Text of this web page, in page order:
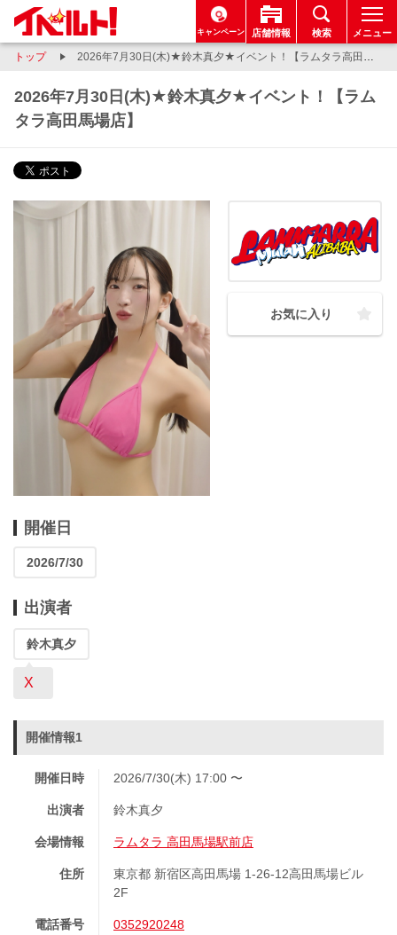
キャンペーン 店舗情報 検索 メニュー
トップ 2026年7月30日(木)★鈴木真夕★イベント！【ラムタラ高田馬場店】
2026年7月30日(木)★鈴木真夕★イベント！【ラム
タラ高田馬場店】
お気に入り
開催日
2026/7/30
出演者
鈴木真夕
X
開催情報1
開催日時 2026/7/30(木) 17:00 〜
出演者 鈴木真夕
会場情報 ラムタラ 高田馬場駅前店
住所
東京都 新宿区高田馬場 1-26-12高田馬場ビル
2F
電話番号 0352920248